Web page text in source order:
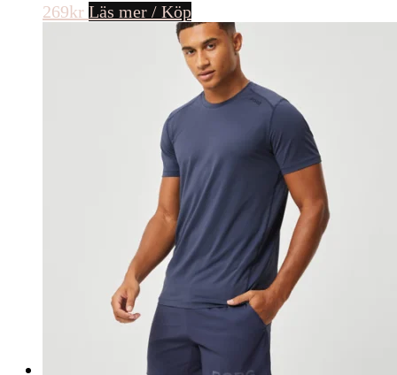
269kr Läs mer / Köp